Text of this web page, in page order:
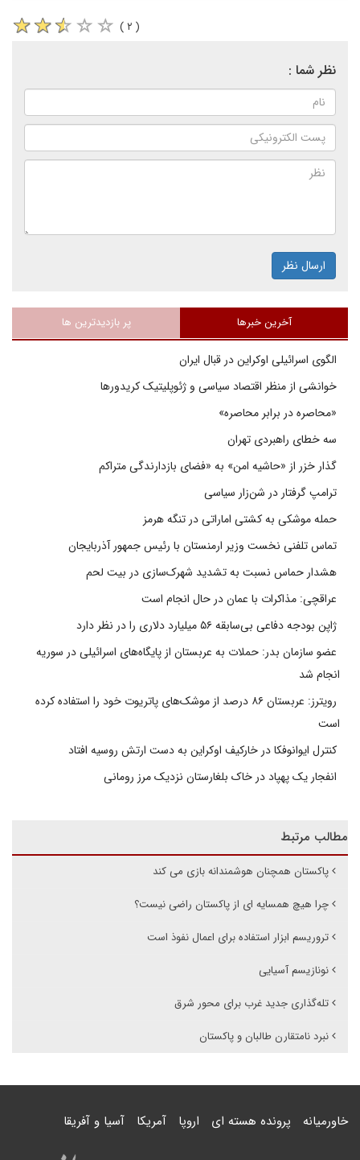
( ۲ )
نظر شما :
ارسال نظر
آخرین خبرها پر بازدیدترین ها
الگوی اسرائیلی اوکراین در قبال ایران
خوانشی از منظر اقتصاد سیاسی و ژئوپلیتیک کریدورها
«محاصره در برابر محاصره»
سه خطای راهبردی تهران
گذار خزر از «حاشیه امن» به «فضای بازدارندگی متراکم
ترامپ گرفتار در شن‌زار سیاسی
حمله موشکی به کشتی اماراتی در تنگه هرمز
تماس تلفنی نخست وزیر ارمنستان با رئیس جمهور آذربایجان
هشدار حماس نسبت به تشدید شهرک‌سازی در بیت‌ لحم
عراقچی: مذاکرات با عمان در حال انجام است
ژاپن بودجه دفاعی بی‌سابقه ۵۶ میلیارد دلاری را در نظر دارد
عضو سازمان بدر: حملات به عربستان از پایگاه‌های اسرائیلی در سوریه
انجام شد
رویترز: عربستان ۸۶ درصد از موشک‌های پاتریوت خود را استفاده کرده
است
کنترل ایوانوفکا در خارکیف اوکراین به دست ارتش روسیه افتاد
انفجار یک پهپاد در خاک بلغارستان نزدیک مرز رومانی
مطالب مرتبط
پاکستان همچنان هوشمندانه بازی می کند
چرا هیچ همسایه ای از پاکستان راضی نیست؟
تروریسم ابزار استفاده برای اعمال نفوذ است
نو‌نازیسم آسیایی
تله‌گذاری جدید غرب برای محور شرق
نبرد نامتقارن طالبان و پاکستان
خاورمیانه پرونده هسته ای اروپا آمریکا آسیا و آفریقا